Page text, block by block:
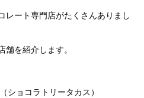
レート専門店がたくさんありまし
舗を紹介します。
ショコラトリータカス）